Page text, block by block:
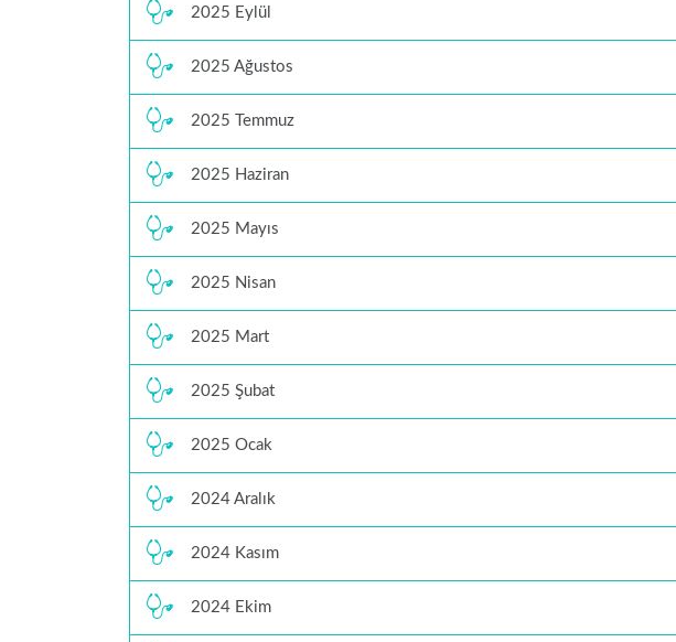
2025 Eylül
2025 Ağustos
2025 Temmuz
2025 Haziran
2025 Mayıs
2025 Nisan
2025 Mart
2025 Şubat
2025 Ocak
2024 Aralık
2024 Kasım
2024 Ekim